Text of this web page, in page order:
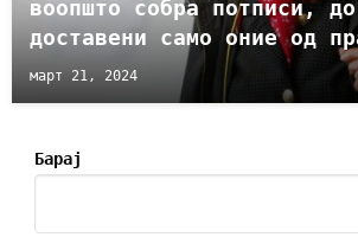
воопшто собра потписи,
доставени само оние од
март 21, 2024
Барај